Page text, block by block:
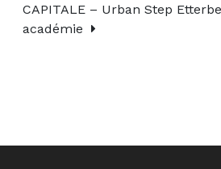
CAPITALE – Urban Step
académie